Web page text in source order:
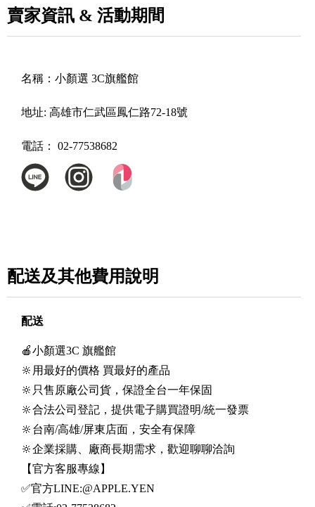
賣家資訊 & 活動期間
名稱： 小顏選 3C旗艦館
地址: 高雄市仁武區鳳仁路72-18號
電話： 02-77538682
配送及其他費用說明
配送
🍎小顏選3C 旗艦館
🔆用最好的價格 買最好的產品
🔆只售原廠公司貨，保證全台一年保固
🔆合法公司登記，提供電子購買證明/統一發票
🔆台南/高雄/屏東店面，安全有保障
🔆企業採購、廠商長期需求，歡迎聊聊洽詢
【官方客服專線】
✅官方LINE:@APPLE.YEN